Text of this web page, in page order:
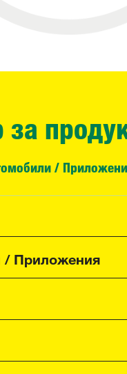
/
Приложения